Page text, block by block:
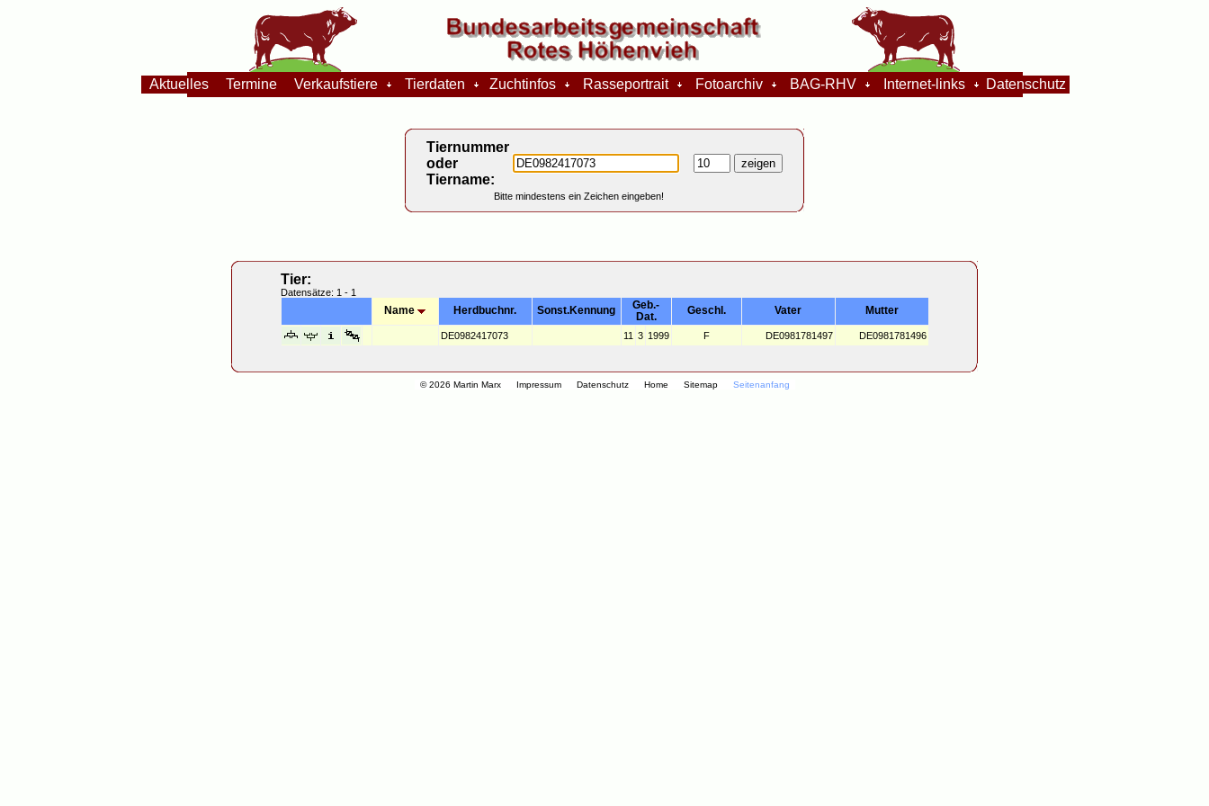
© 2026 Martin Marx Impressum Datenschutz Home Sitemap Seitenanfang
Aktuelles Termine Verkaufstiere Tierdaten Zuchtinfos Rasseportrait Fotoarchiv BAG-RHV Internet-links Datenschutz
Tiernummer
oder
Tiername:
Bitte mindestens ein Zeichen eingeben!
Tier:
Datensätze: 1 - 1
Name Herdbuchnr. Sonst.Kennung
Geb.-
Dat.
Geschl. Vater Mutter
DE0982417073 11 3 1999 F DE0981781497 DE0981781496